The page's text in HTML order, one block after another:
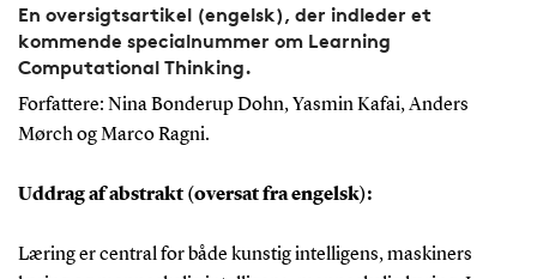
En oversigtsartikel (engelsk), der indleder et
kommende specialnummer om Learning
Computational Thinking.
Forfattere: Nina Bonderup Dohn, Yasmin Kafai, Anders
Mørch og Marco Ragni.
Uddrag af abstrakt (oversat fra engelsk):
Læring er central for både kunstig intelligens, maskiners